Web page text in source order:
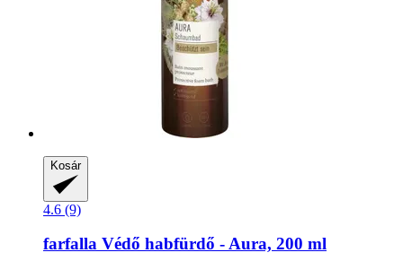
Kosár
4.6 (9)
farfalla Védő habfürdő -​ Aura, 200 ml